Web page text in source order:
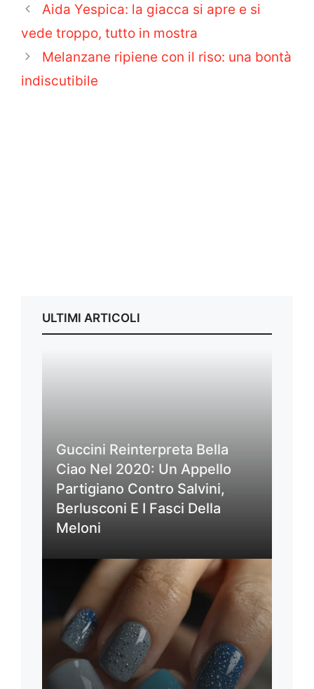
Aida Yespica: la giacca si apre e si
vede troppo, tutto in mostra
Melanzane ripiene con il riso: una bontà
indiscutibile
ULTIMI ARTICOLI
Guccini Reinterpreta Bella
Ciao Nel 2020: Un Appello
Partigiano Contro Salvini,
Berlusconi E I Fasci Della
Meloni